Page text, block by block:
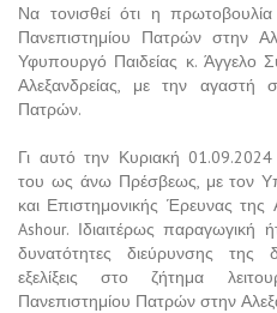
Να τονισθεί ότι η
Πανεπιστημίου Πατρών στην
Υφυπουργό Παιδείας κ. Άγγελο
Αλεξανδρείας, με την αγαστή
Πατρών.
Γι αυτό την Κυριακή
του ως άνω Πρέσβεως, με τον
και Επιστημονικής Έρευνας
Ashour. Ιδιαιτέρως
δυνατότητες διεύρυνσης της
εξελίξεις στο ζήτημα
Πανεπιστημίου Πατρών στην